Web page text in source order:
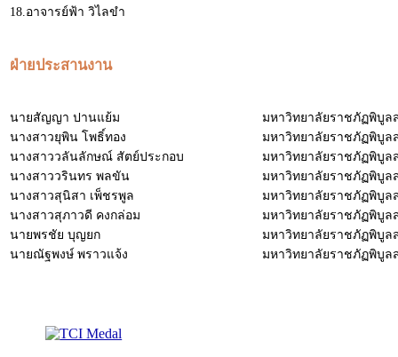
18.อาจารย์ฟ้า วิไลขำ
ฝ่ายประสานงาน
นายสัญญา ปานแย้ม
นางสาวยุพิน โพธิ์ทอง
นางสาววลันลักษณ์ สัตย์ประกอบ
นางสาววรินทร พลขัน
นางสาวสุนิสา เพ็ชรพูล
นางสาวสุภาวดี คงกล่อม
นายพรชัย บุญยก
นายณัฐพงษ์ พราวแจ้ง
มหาวิทยาลัยราชภัฏพิบูล
มหาวิทยาลัยราชภัฏพิบูล
มหาวิทยาลัยราชภัฏพิบูล
มหาวิทยาลัยราชภัฏพิบูล
มหาวิทยาลัยราชภัฏพิบูล
มหาวิทยาลัยราชภัฏพิบูล
มหาวิทยาลัยราชภัฏพิบูล
มหาวิทยาลัยราชภัฏพิบูล